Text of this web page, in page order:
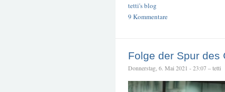
tetti's blog
9 Kommentare
Folge der Spur des
Donnerstag, 6. Mai 2021 - 23:07 – tetti